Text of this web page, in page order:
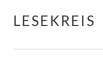
Springe
LESEKREIS